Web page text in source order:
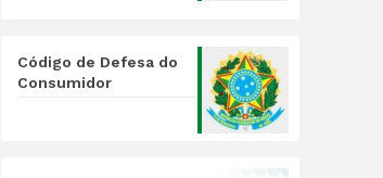
Código de Defesa do
Consumidor